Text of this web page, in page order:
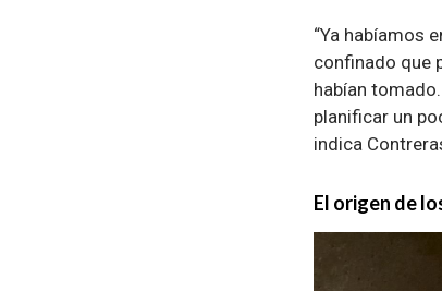
“Ya habíamos
confinado que
habían
planificar un
indica
El origen de